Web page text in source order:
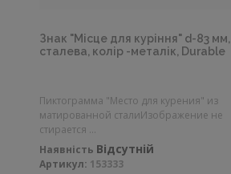
Знак "Місце для куріння" d-83 мм,
сталева, колір -металік, Durable
Пиктограмма "Место для курения" из
матированной сталиИзображение не
стирается ...
Наявність Відсутній
Артикул: 153333